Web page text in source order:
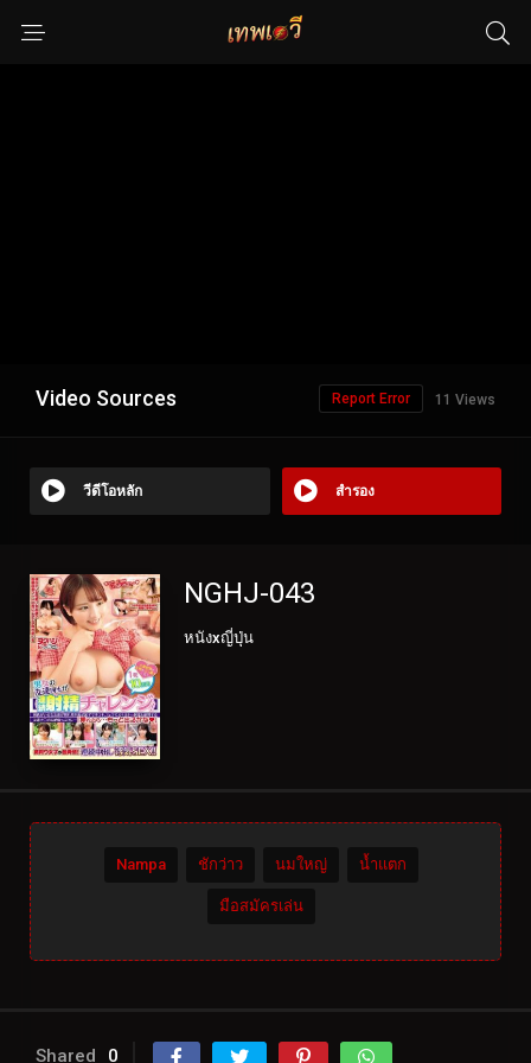
Video Sources 11 Views
Report Error
วีดีโอหลัก สำรอง
NGHJ-043
หนังxญี่ปุ่น
Nampa ชักว่าว นมใหญ่ น้ำแตก
มือสมัครเล่น
Shared 0